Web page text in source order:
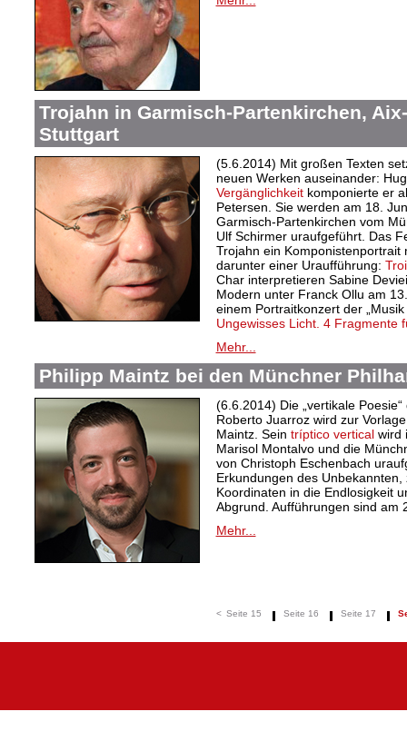
Trojahn in Garmisch-Partenkirchen,
Stuttgart
(5.6.2014) Mit großen Texten
neuen Werken auseinander:
Vergänglichkeitkomponierte er
Petersen. Sie werden am 18.
Garmisch-Partenkirchen vom
Ulf Schirmer uraufgeführt. Das
Trojahn ein Komponistenportrait
darunter einer Uraufführung:
Char interpretieren Sabine
Modern unter Franck Ollu am
einem Portraitkonzert der
Ungewisses Licht. 4 Fragmente
Mehr...
Philipp Maintz bei den Münchner
(6.6.2014) Die „vertikale
Roberto Juarroz wird zur
Maintz. Sein tríptico verticalwird
Marisol Montalvo und die
von Christoph Eschenbach
Erkundungen des
Koordinaten in die Endlosigkeit
Abgrund. Aufführungen sind am
Mehr...
< Seite 15 Seite 16 Seite 17